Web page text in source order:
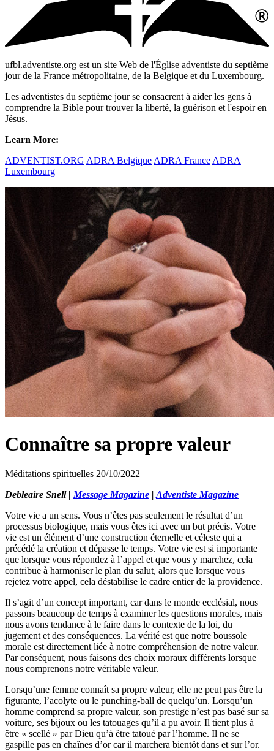
ufbl.adventiste.org est un site Web de l'Église adventiste du septième
jour de la France métropolitaine, de la Belgique et du Luxembourg.
Les adventistes du septième jour se consacrent à aider les gens à
comprendre la Bible pour trouver la liberté, la guérison et l'espoir en
Jésus.
Learn More:
ADVENTIST.ORG ADRA Belgique ADRA France ADRA
Luxembourg
Connaître sa propre valeur
Méditations spirituelles 20/10/2022
Debleaire Snell | Message Magazine | Adventiste Magazine
Votre vie a un sens. Vous n’êtes pas seulement le résultat d’un
processus biologique, mais vous êtes ici avec un but précis. Votre
vie est un élément d’une construction éternelle et céleste qui a
précédé la création et dépasse le temps. Votre vie est si importante
que lorsque vous répondez à l’appel et que vous y marchez, cela
contribue à harmoniser le plan du salut, alors que lorsque vous
rejetez votre appel, cela déstabilise le cadre entier de la providence.
Il s’agit d’un concept important, car dans le monde ecclésial, nous
passons beaucoup de temps à examiner les questions morales, mais
nous avons tendance à le faire dans le contexte de la loi, du
jugement et des conséquences. La vérité est que notre boussole
morale est directement liée à notre compréhension de notre valeur.
Par conséquent, nous faisons des choix moraux différents lorsque
nous comprenons notre véritable valeur.
Lorsqu’une femme connaît sa propre valeur, elle ne peut pas être la
figurante, l’acolyte ou le punching-ball de quelqu’un. Lorsqu’un
homme comprend sa propre valeur, son prestige n’est pas basé sur sa
voiture, ses bijoux ou les tatouages qu’il a pu avoir. Il tient plus à
être « scellé » par Dieu qu’à être tatoué par l’homme. Il ne se
gaspille pas en chaînes d’or car il marchera bientôt dans et sur l’or.